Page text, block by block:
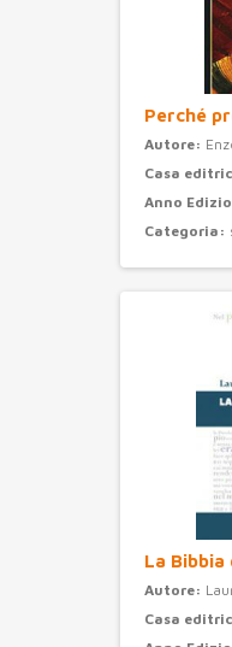
Perché
Autore:
Casa
Anno
Categoria:
La Bibbia
Autore:
Casa